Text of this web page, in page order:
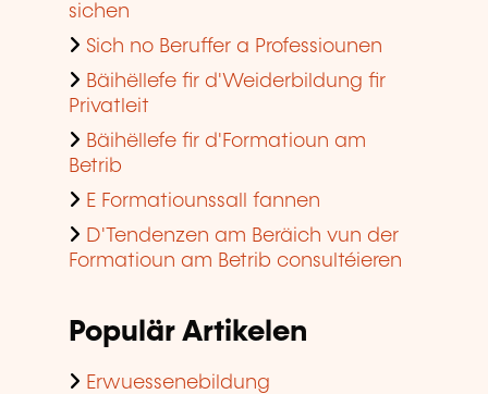
sichen
Sich no Beruffer a Professiounen
Bäihëllefe fir d'Weiderbildung fir
Privatleit
Bäihëllefe fir d'Formatioun am
Betrib
E Formatiounssall fannen
D'Tendenzen am Beräich vun der
Formatioun am Betrib consultéieren
Populär Artikelen
Erwuessenebildung